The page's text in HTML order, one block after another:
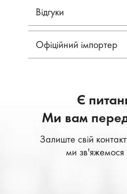
Відгуки
Офіційний імпортер
Є
Ми вам
Залиште свій
ми зв'яжемося